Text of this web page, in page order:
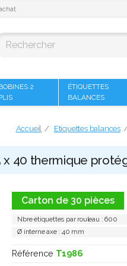
2
ÉTIQUETTES
BALANCES
Accueil Etiquettes balances
40 thermique
Carton de 30 pièces
Nbre étiquettes par rouleau : 600
Ø interne axe : 40 mm
Référence T1986